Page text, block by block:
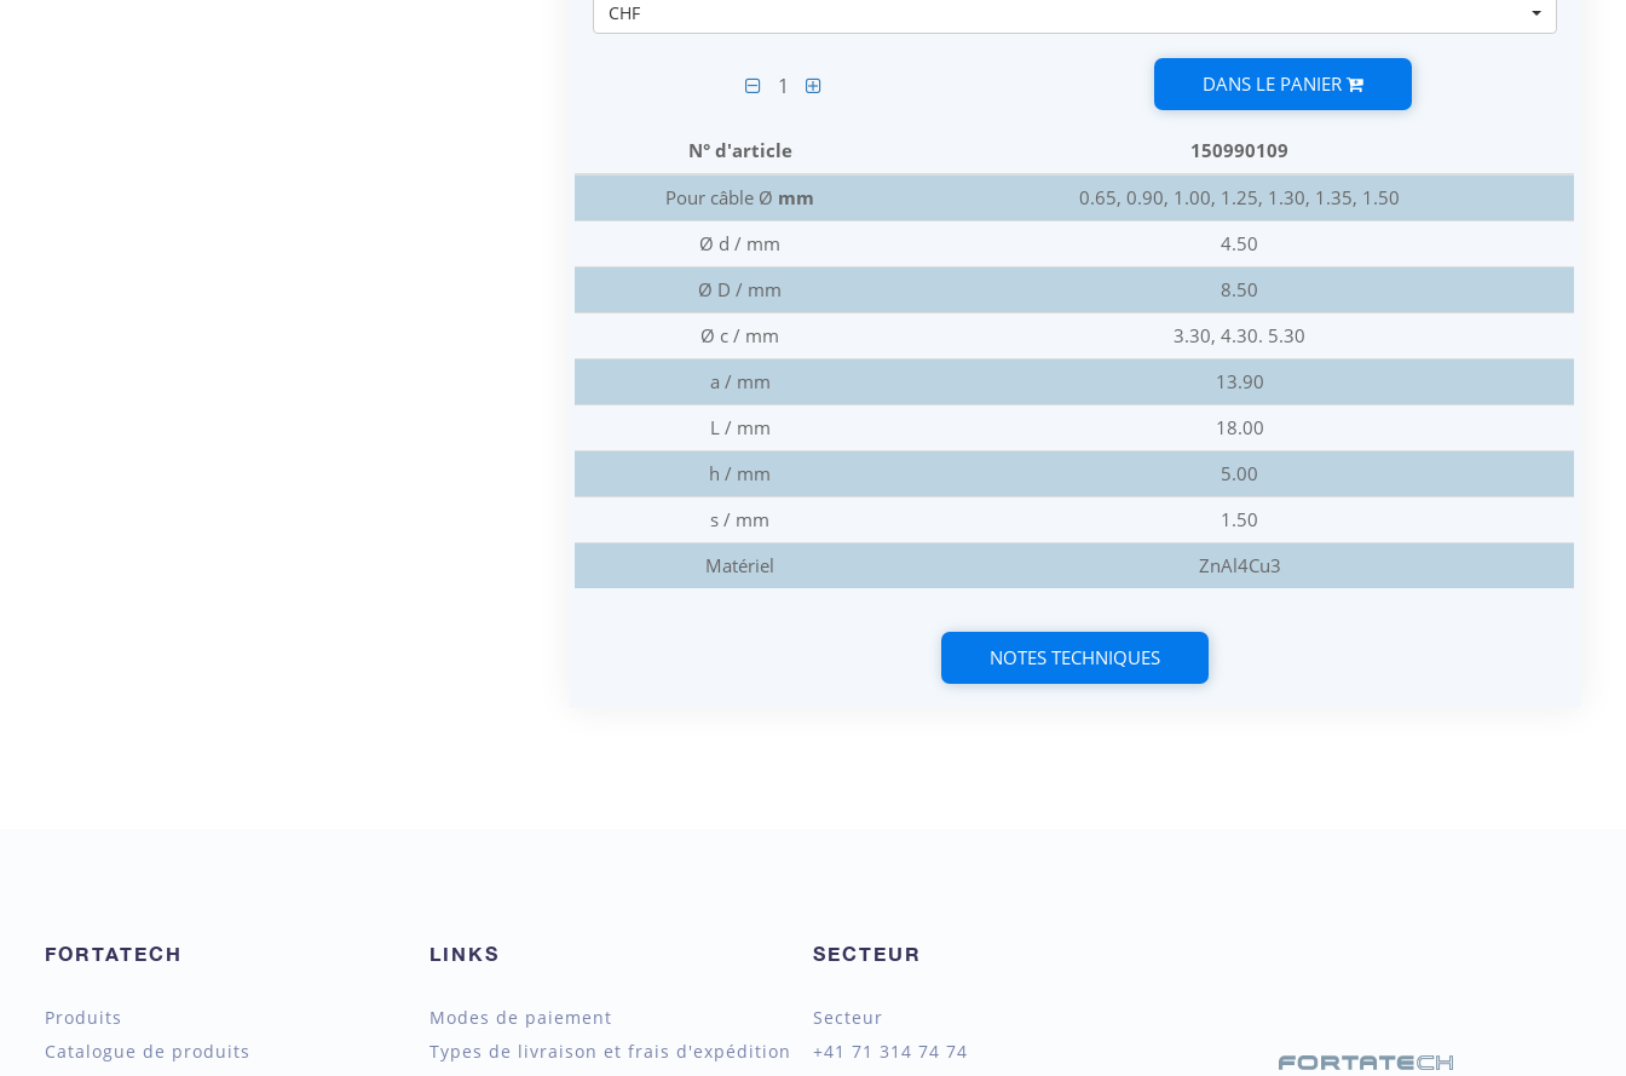
CHF
1 DANS LE PANIER
N° d'article
150990109
Pour câble Ø mm
0.65, 0.90, 1.00, 1.25, 1.30, 1.35, 1.50
Ø d / mm
4.50
Ø D / mm
8.50
Ø c / mm
3.30, 4.30. 5.30
a / mm
13.90
L / mm
18.00
h / mm
5.00
s / mm
1.50
Matériel
ZnAl4Cu3
NOTES TECHNIQUES
FORTATECH
Produits
Catalogue de produits
LINKS
Modes de paiement
Types de livraison et frais d'expédition
SECTEUR
Secteur
+41 71 314 74 74